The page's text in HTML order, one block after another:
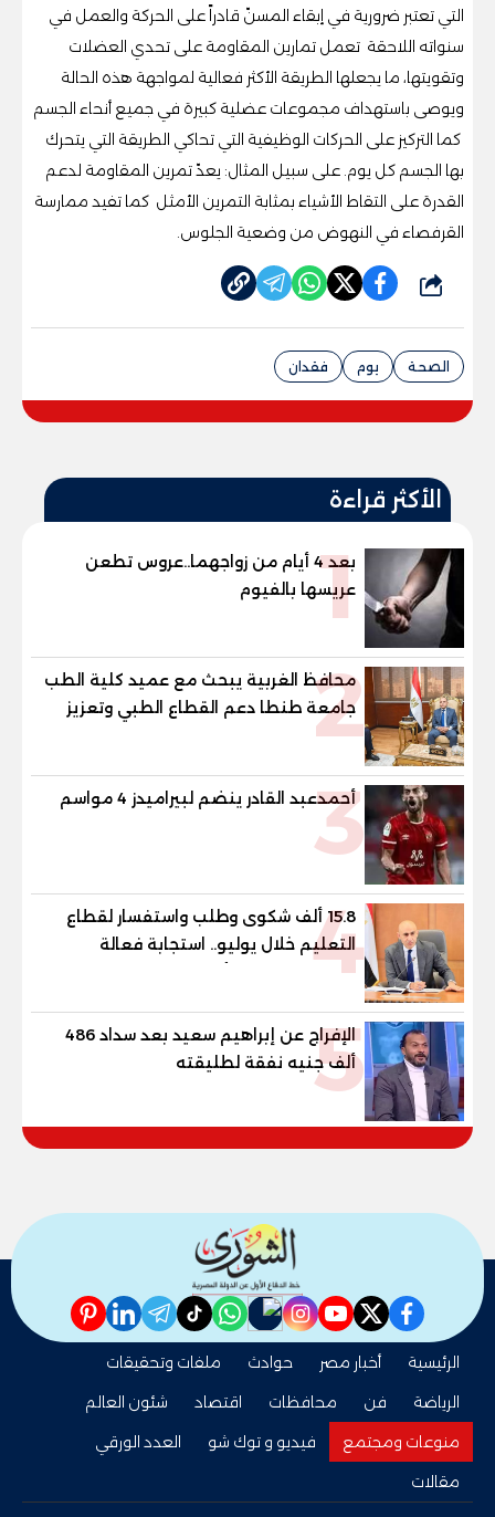
التي تعتبر ضرورية في إبقاء المسنّ قادراً على الحركة والعمل في
سنواته اللاحقة تعمل تمارين المقاومة على تحدي العضلات
وتقويتها، ما يجعلها الطريقة الأكثر فعالية لمواجهة هذه الحالة
ويوصى باستهداف مجموعات عضلية كبيرة في جميع أنحاء الجسم
كما التركيز على الحركات الوظيفية التي تحاكي الطريقة التي يتحرك
بها الجسم كل يوم. على سبيل المثال: يعدّ تمرين المقاومة لدعم
القدرة على التقاط الأشياء بمثابة التمرين الأمثل كما تفيد ممارسة
القرفصاء في النهوض من وضعية الجلوس.
شارك
الصحة يوم فقدان
الأكثر قراءة
1
بعد 4 أيام من زواجهما..عروس تطعن
عريسها بالفيوم
2
محافظ الغربية يبحث مع عميد كلية الطب
جامعة طنطا دعم القطاع الطبي وتعزيز
الاستفادة من الخبرات الأكاديمية
3
أحمدعبد القادر ينضم لبيراميدز 4 مواسم
415.8 ألف شكوى وطلب واستفسار لقطاع
التعليم خلال يوليو.. استجابة فعالة
لشكاوى الطلاب وأولياء الأمور
5
الإفراج عن إبراهيم سعيد بعد سداد 486
ألف جنيه نفقة لطليقته
facebook
twitter
youtube
instagram
nabd
whatsapp
tiktok
telegram
linkedin
pinterest
الرئيسية أخبار مصر حوادث
ملفات وتحقيقات
الرياضة
فن محافظات اقتصاد
شئون العالم
منوعات ومجتمع
فيديو و توك شو
العدد الورقي
مقالات